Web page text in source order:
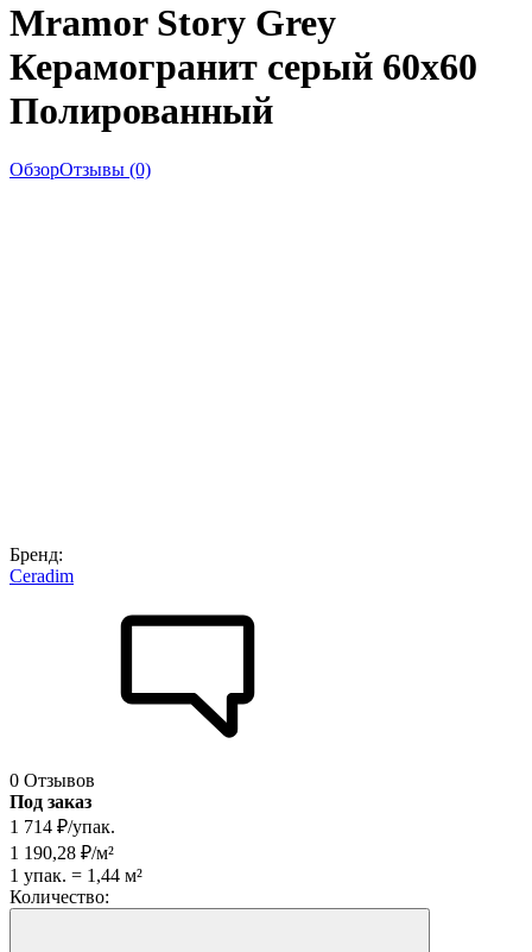
Mramor Story Grey
Керамогранит серый 60х60
Полированный
ОбзорОтзывы (0)
Бренд:
Ceradim
0 Отзывов
Под заказ
1 714 ₽/упак.
1 190,28 ₽/м²
1 упак. = 1,44 м²
Количество: